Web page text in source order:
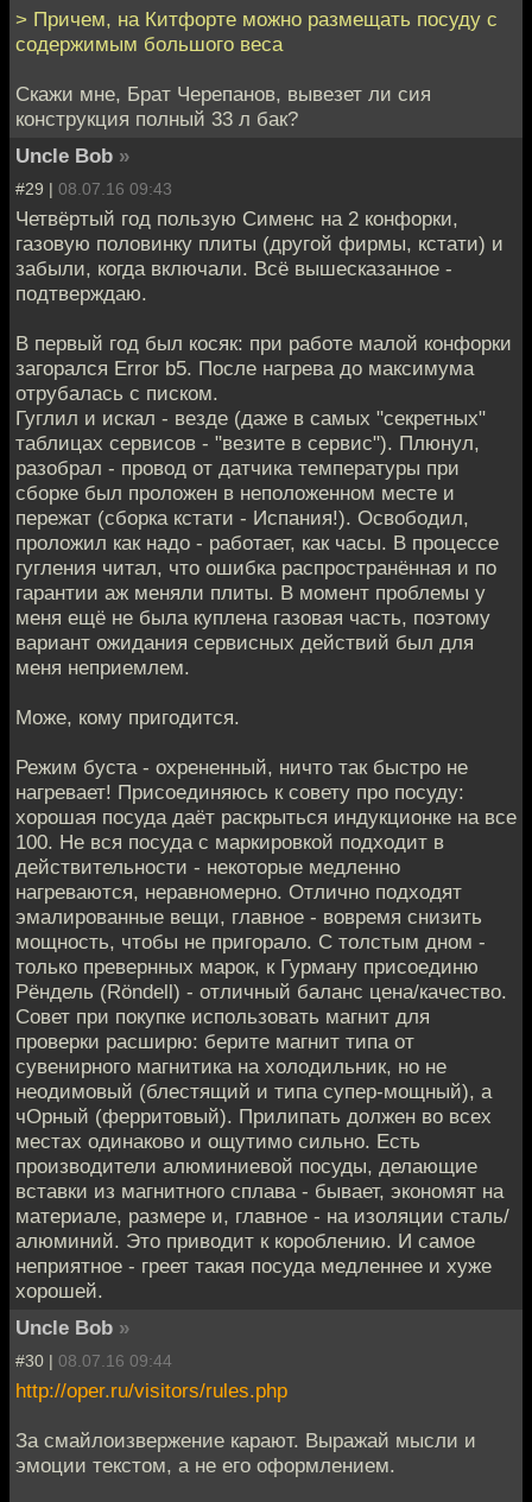
> Причем, на Китфорте можно размещать посуду с
содержимым большого веса
Скажи мне, Брат Черепанов, вывезет ли сия
конструкция полный 33 л бак?
Uncle Bob »
#29 | 08.07.16 09:43
Четвёртый год пользую Сименс на 2 конфорки,
газовую половинку плиты (другой фирмы, кстати) и
забыли, когда включали. Всё вышесказанное -
подтверждаю.
В первый год был косяк: при работе малой конфорки
загорался Error b5. После нагрева до максимума
отрубалась с писком.
Гуглил и искал - везде (даже в самых "секретных"
таблицах сервисов - "везите в сервис"). Плюнул,
разобрал - провод от датчика температуры при
сборке был проложен в неположенном месте и
пережат (сборка кстати - Испания!). Освободил,
проложил как надо - работает, как часы. В процессе
гугления читал, что ошибка распространённая и по
гарантии аж меняли плиты. В момент проблемы у
меня ещё не была куплена газовая часть, поэтому
вариант ожидания сервисных действий был для
меня неприемлем.
Може, кому пригодится.
Режим буста - охрененный, ничто так быстро не
нагревает! Присоединяюсь к совету про посуду:
хорошая посуда даёт раскрыться индукционке на все
100. Не вся посуда с маркировкой подходит в
действительности - некоторые медленно
нагреваются, неравномерно. Отлично подходят
эмалированные вещи, главное - вовремя снизить
мощность, чтобы не пригорало. С толстым дном -
только превернных марок, к Гурману присоединю
Рёндель (Röndell) - отличный баланс цена/качество.
Совет при покупке использовать магнит для
проверки расширю: берите магнит типа от
сувенирного магнитика на холодильник, но не
неодимовый (блестящий и типа супер-мощный), а
чОрный (ферритовый). Прилипать должен во всех
местах одинаково и ощутимо сильно. Есть
производители алюминиевой посуды, делающие
вставки из магнитного сплава - бывает, экономят на
материале, размере и, главное - на изоляции сталь/
алюминий. Это приводит к короблению. И самое
неприятное - греет такая посуда медленнее и хуже
хорошей.
Uncle Bob »
#30 | 08.07.16 09:44
http://oper.ru/visitors/rules.php
За смайлоизвержение карают. Выражай мысли и
эмоции текстом, а не его оформлением.